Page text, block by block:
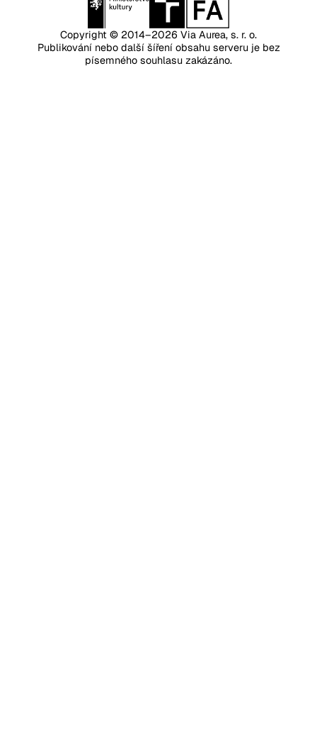
Copyright © 2014–2026 Via Aurea, s. r. o.
Publikování nebo další šíření obsahu serveru je bez
písemného souhlasu zakázáno.